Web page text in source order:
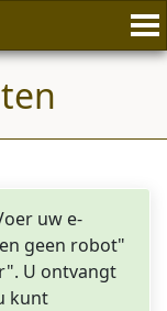
uw e-
geen robot"
U ontvangt
kunt